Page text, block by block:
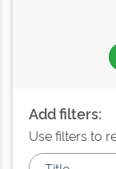
Add filters:
Use filters to